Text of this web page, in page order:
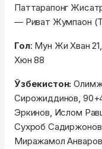
Паттарапонг
— Риват Жумпаон
Гол: Мун Жи Хван
Хюн 88
Ўзбекистон:
Сирожиддинов,
Эркинов, Ислом
Сухроб
Миражамол